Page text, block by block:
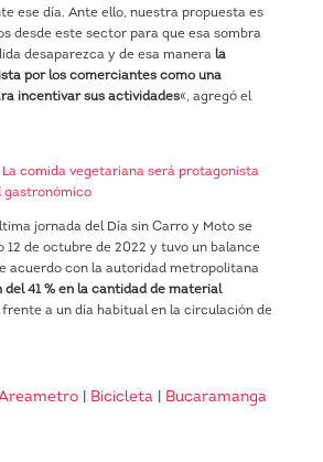
ese día. Ante ello, nuestra propuesta es
desde este sector para que esa sombra
desaparezca y de esa manerala
por los comerciantes como una
incentivar sus actividades«, agregó el
La comida vegetariana será protagonista
gastronómico
jornada del Día sin Carro y Moto se
12 de octubre de 2022 y tuvo un balance
acuerdo con la autoridad metropolitana
del 41 % en la cantidad de material
frente a un día habitual en la circulación de
| Bicicleta| Bucaramanga